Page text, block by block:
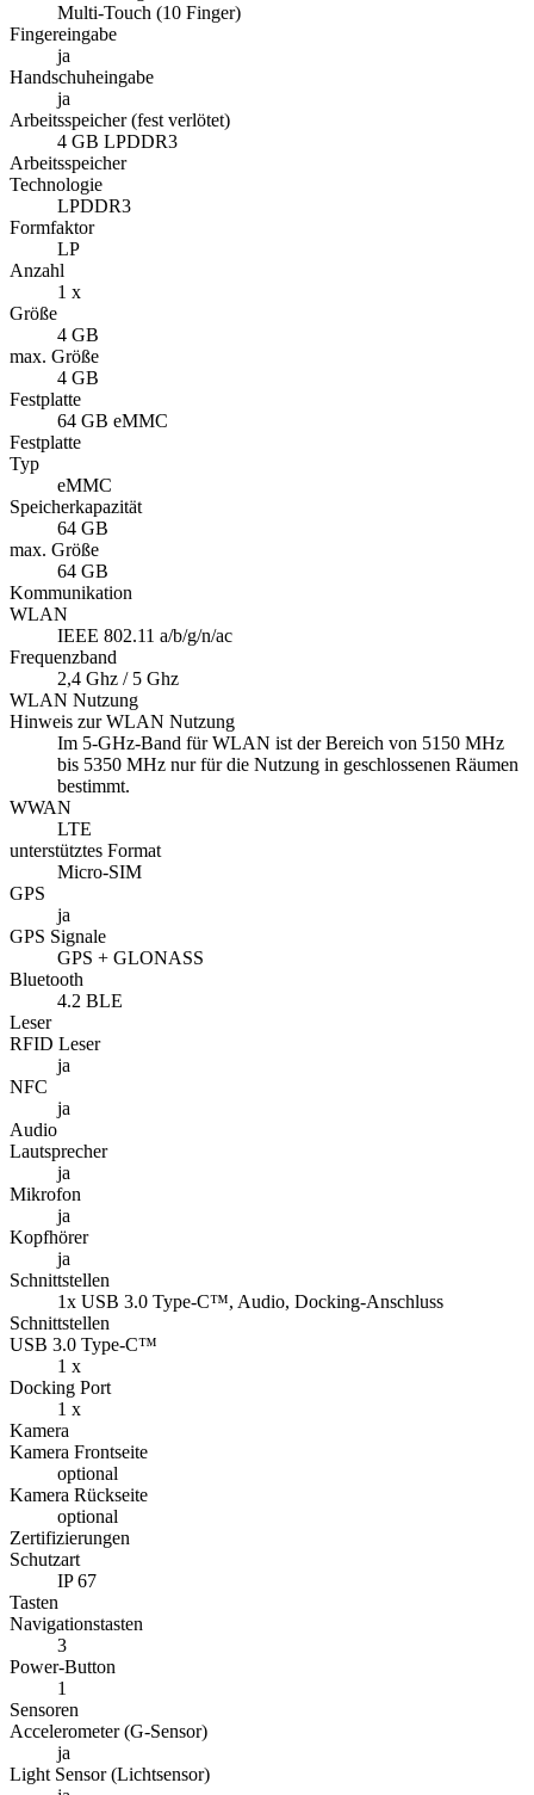
Multi-Touch (10 Finger)
Fingereingabe
ja
Handschuheingabe
ja
Arbeitsspeicher (fest verlötet)
4 GB LPDDR3
Arbeitsspeicher
Technologie
LPDDR3
Formfaktor
LP
Anzahl
1 x
Größe
4 GB
max. Größe
4 GB
Festplatte
64 GB eMMC
Festplatte
Typ
eMMC
Speicherkapazität
64 GB
max. Größe
64 GB
Kommunikation
WLAN
IEEE 802.11 a/b/g/n/ac
Frequenzband
2,4 Ghz / 5 Ghz
WLAN Nutzung
Hinweis zur WLAN Nutzung
Im 5-GHz-Band für WLAN ist der Bereich von 5150 MHz
bis 5350 MHz nur für die Nutzung in geschlossenen Räumen
bestimmt.
WWAN
LTE
unterstütztes Format
Micro-SIM
GPS
ja
GPS Signale
GPS + GLONASS
Bluetooth
4.2 BLE
Leser
RFID Leser
ja
NFC
ja
Audio
Lautsprecher
ja
Mikrofon
ja
Kopfhörer
ja
Schnittstellen
1x USB 3.0 Type-C™, Audio, Docking-Anschluss
Schnittstellen
USB 3.0 Type-C™
1 x
Docking Port
1 x
Kamera
Kamera Frontseite
optional
Kamera Rückseite
optional
Zertifizierungen
Schutzart
IP 67
Tasten
Navigationstasten
3
Power-Button
1
Sensoren
Accelerometer (G-Sensor)
ja
Light Sensor (Lichtsensor)